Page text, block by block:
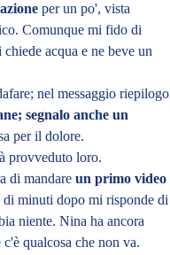
per un po', vista
Comunque mi fido di
acqua e ne beve un
; nel messaggio riepilogo
segnalo anche un
per il dolore.
provveduto loro.
di mandareun primo video
di minuti dopo mi risponde di
niente. Nina ha ancora
qualcosa che non va.